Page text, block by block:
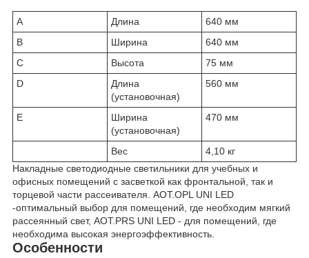
A Длина
640 мм
B
Ширина
640 мм
C
Высота
75 мм
D
Длина
(установочная)
560 мм
E
Ширина
(установочная)
470 мм
Вес
4,10 кг
Накладные светодиодные светильники для учебных и
офисных помещений с засветкой как фронтальной, так и
торцевой части рассеивателя. AOT.OPL UNI LED
-оптимальный выбор для помещений, где необходим мягкий
рассеянный свет, AOT.PRS UNI LED - для помещений, где
необходима высокая энергоэффективность.
Особенности